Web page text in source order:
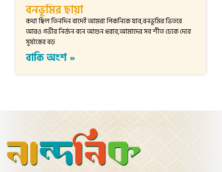
বনভূমির ছায়া
কথা ছিল তিনদিন বাদেই আমরা পিকনিকে যাব,বনভূমির ভিতরে
আরও গভীর নির্জন বনে আগুন ধরাব,আমাদের সব শীত ঢেকে দেবে
সূর্যাস্তের বড়
বাকি অংশ »